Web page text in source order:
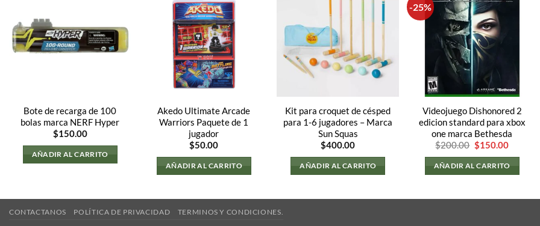
Bote de recarga de 100
bolas marca NERF Hyper
$150.00
AÑADIR AL CARRITO
Akedo Ultimate Arcade
Warriors Paquete de 1
jugador
$50.00
AÑADIR AL CARRITO
Kit para croquet de césped
para 1-6 jugadores – Marca
Sun Squas
$400.00
AÑADIR AL CARRITO
-25%
Videojuego Dishonored 2
edicion standard para xbox
one marca Bethesda
$200.00 El
precio
original
era:
$200.00.
$150.00El
actual
es:
AÑADIR AL CARRITO
CONTACTANOS POLÍTICA DE PRIVACIDAD TERMINOS Y CONDICIONES.